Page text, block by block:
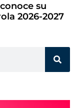
su
2026-2027